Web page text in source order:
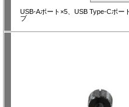
USB-Aポート×5、USB Type-Cポ
ブ